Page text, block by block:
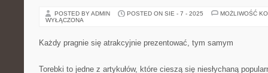
POSTED BY ADMIN POSTED ON SIE - 7 - 2025
MOŻLIWOŚĆ
WYŁĄCZONA
Każdy pragnie się atrakcyjnie prezentować, tym samym
Torebki to jedne z artykułów, które cieszą się niesłychaną